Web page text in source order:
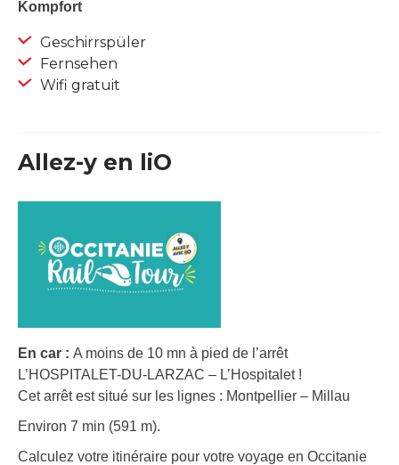
Kompfort
Geschirrspüler
Fernsehen
Wifi gratuit
Allez-y en liO
En car : A moins de 10 mn à pied de l’arrêt
L’HOSPITALET-DU-LARZAC – L’Hospitalet !
Cet arrêt est situé sur les lignes : Montpellier – Millau
Environ 7 min (591 m).
Calculez votre itinéraire pour votre voyage en Occitanie